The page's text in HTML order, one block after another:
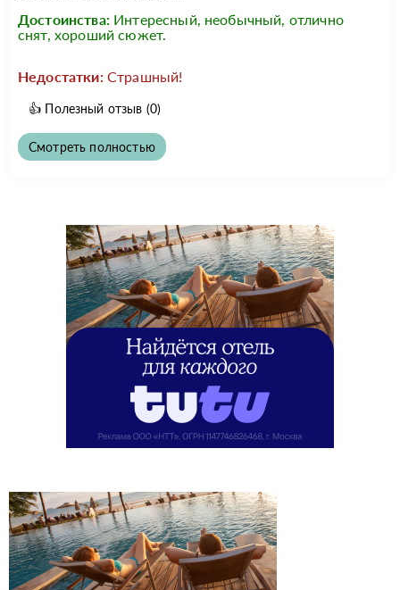
Достоинства: Интересный, необычный, отлично
снят, хороший сюжет.
Недостатки: Страшный!
👍 Полезный отзыв (0)
Смотреть полностью